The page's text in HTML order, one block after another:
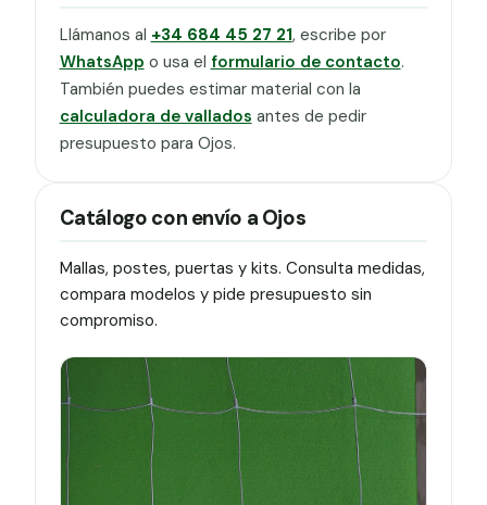
Llámanos al +34 684 45 27 21, escribe por
WhatsApp o usa el formulario de contacto.
También puedes estimar material con la
calculadora de vallados antes de pedir
presupuesto para Ojos.
Catálogo con envío a Ojos
Mallas, postes, puertas y kits. Consulta medidas,
compara modelos y pide presupuesto sin
compromiso.